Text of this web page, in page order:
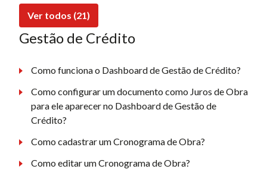
Ver todos (21)
Gestão de Crédito
Como funciona o Dashboard de Gestão de Crédito?
Como configurar um documento como Juros de Obra
para ele aparecer no Dashboard de Gestão de
Crédito?
Como cadastrar um Cronograma de Obra?
Como editar um Cronograma de Obra?